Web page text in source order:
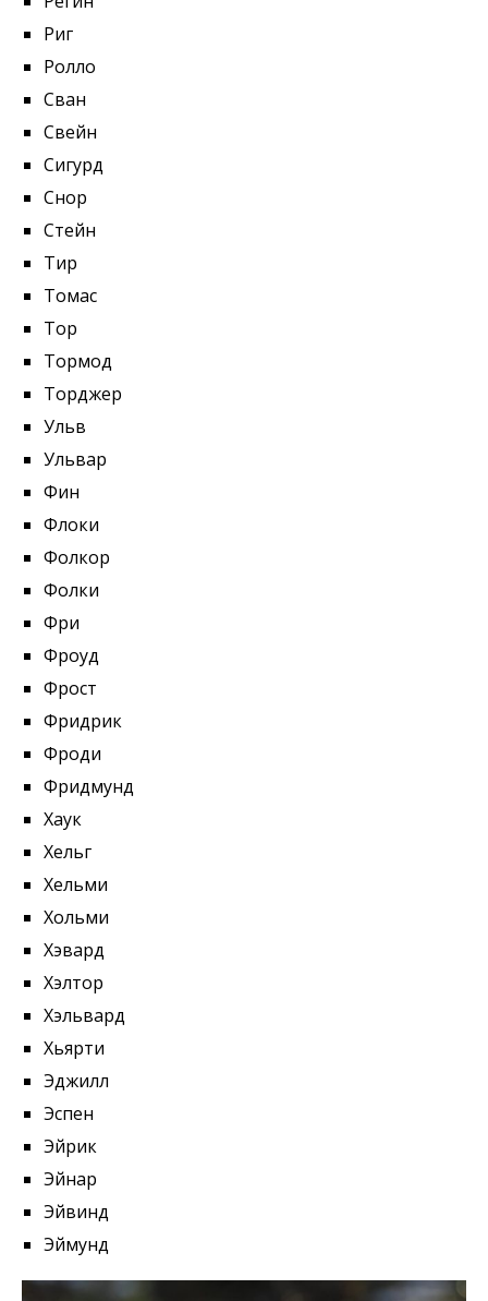
Риг
Ролло
Сван
Свейн
Сигурд
Снор
Стейн
Тир
Томас
Тор
Тормод
Торджер
Ульв
Ульвар
Фин
Флоки
Фолкор
Фолки
Фри
Фроуд
Фрост
Фридрик
Фроди
Фридмунд
Хаук
Хельг
Хельми
Хольми
Хэвард
Хэлтор
Хэльвард
Хьярти
Эджилл
Эспен
Эйрик
Эйнар
Эйвинд
Эймунд